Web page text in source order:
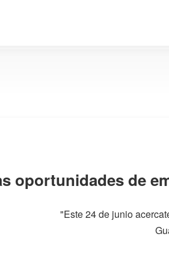
oportunidades de
"Este 24 de junio